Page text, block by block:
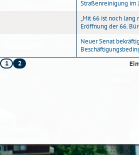
Straßenreinigung im
„Mit 66 ist noch lang
Eröffnung der 66.
Neuer Senat
1 2